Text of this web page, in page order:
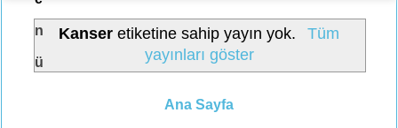
n
ü
Kanser etiketine sahip yayın yok.
Tüm
yayınları göster
Ana Sayfa